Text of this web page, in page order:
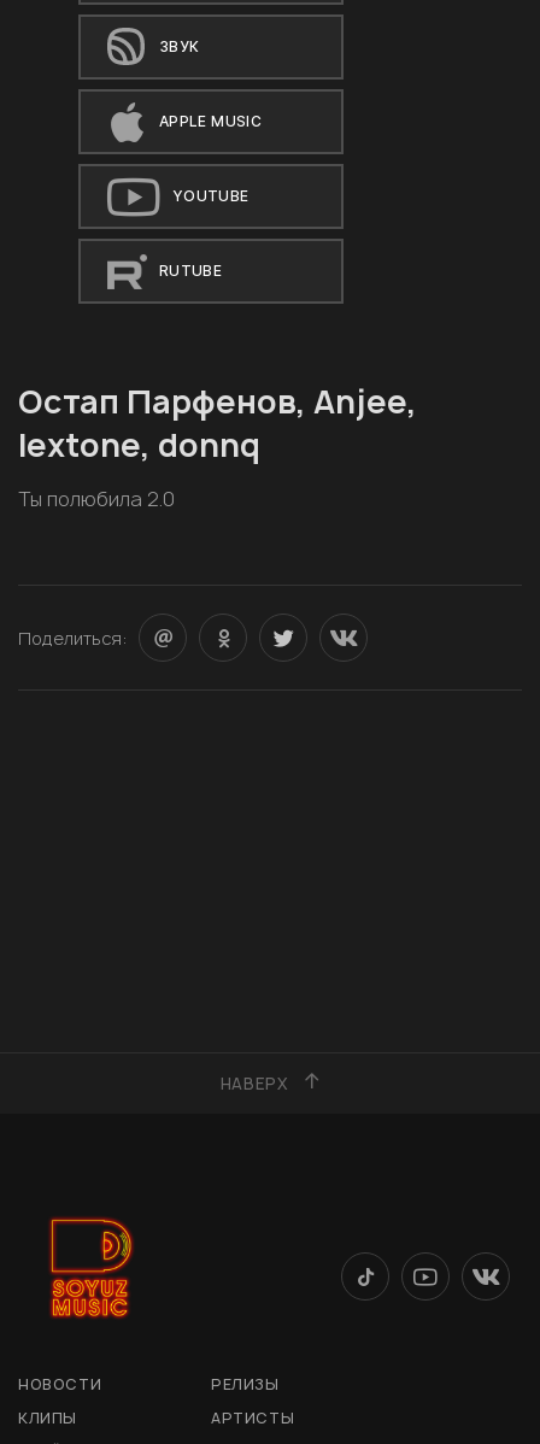
ЗВУК
APPLE MUSIC
YOUTUBE
RUTUBE
Остап Парфенов, Anjee,
lextone, donnq
Ты полюбила 2.0
Поделиться:
НАВЕРХ
НОВОСТИ
РЕЛИЗЫ
КЛИПЫ
АРТИСТЫ